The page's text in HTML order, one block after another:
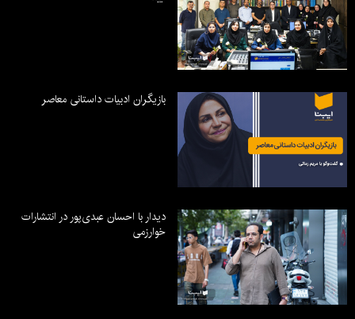
بازیگران ادبیات داستانی معاصر
دیدار با احسان عبدی‌پور در انتشارات
خوارزمی